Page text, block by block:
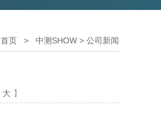
首页 > 中测SHOW > 公司新闻
大 】